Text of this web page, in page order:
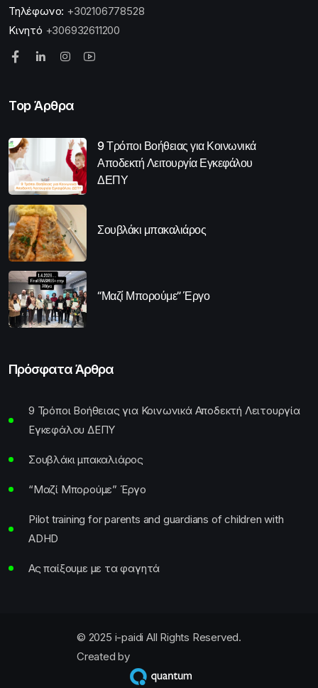
Τηλέφωνο: +302106778528
Κινητό +306932611200
Top Άρθρα
9 Τρόποι Βοήθειας για Κοινωνικά
Αποδεκτή Λειτουργία Εγκεφάλου
ΔΕΠΥ
Σουβλάκι μπακαλιάρος
“Μαζί Μπορούμε” Έργο
Πρόσφατα Άρθρα
9 Τρόποι Βοήθειας για Κοινωνικά Αποδεκτή Λειτουργία
Εγκεφάλου ΔΕΠΥ
Σουβλάκι μπακαλιάρος
“Μαζί Μπορούμε” Έργο
Pilot training for parents and guardians of children with
ADHD
Ας παίξουμε με τα φαγητά
© 2025 i-paidi All Rights Reserved.
Created by